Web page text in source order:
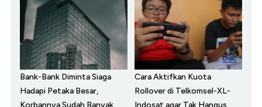
Bank-Bank Diminta Siaga
Hadapi Petaka Besar,
Cara Aktifkan Kuota
Rollover di Telkomsel-XL-